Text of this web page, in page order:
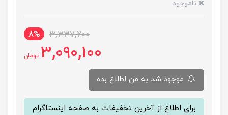
ناموجود
3,337,200
8%
3,090,100 تومان
برای اطلاع از آخرین تخفیفات به صفحه اینستاگرام